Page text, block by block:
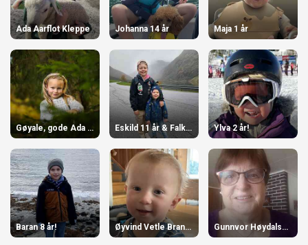
Ada Aarflot Kleppe Johanna 14 år Maja 1 år
Gøyale, gode Ada vår! Eskild 11 år & Falk 6 år Ylva 2 år!
Baran 8 år! Øyvind Vetle Brandsæter 1 år Gunnvor Høydalsvik 80 år!